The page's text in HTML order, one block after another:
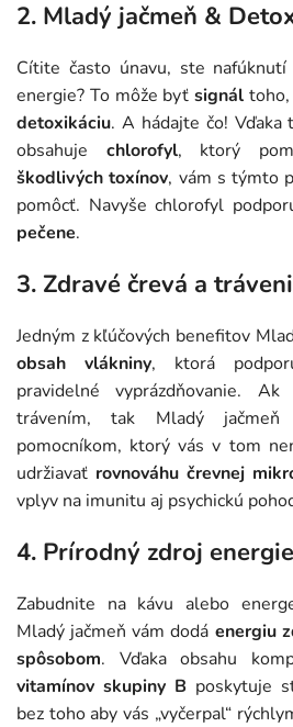
2. Mladý jačmeň &
Cítite často únavu, ste
energie? To môže byťsignál
detoxikáciu. A hádajte čo! Vďaka
obsahuje chlorofyl, ktorý
škodlivých toxínov, vám s týmto
pomôcť. Navyše chlorofyl
pečene.
3. Zdravé črevá a
Jedným z kľúčových benefitov
obsah vlákniny, ktorá
pravidelné vyprázdňovanie.
trávením, tak Mladý
pomocníkom, ktorý vás v tom
udržiavať rovnováhu črevnej
vplyv na imunitu aj psychickú
4. Prírodný zdroj energie
Zabudnite na kávu alebo
Mladý jačmeň vám dodá energiu
spôsobom. Vďaka obsahu
vitamínov skupiny B poskytuje
bez toho aby vás „vyčerpal“